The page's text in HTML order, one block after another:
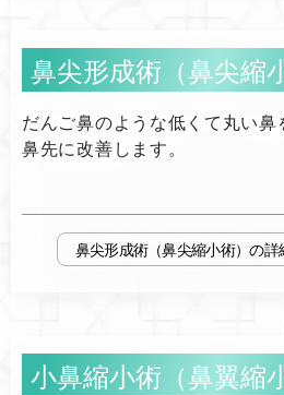
鼻尖形成術（鼻尖縮
だんご鼻のような低くて丸い鼻
鼻先に改善します。
鼻尖形成術（鼻尖縮小術）
小鼻縮小術（鼻翼縮